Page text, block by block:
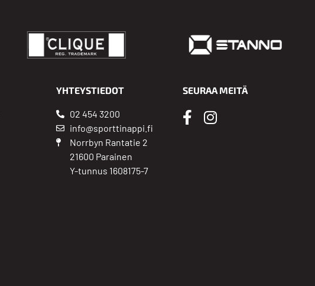
YHTEYSTIEDOT
02 454 3200
info@sporttinappi.fi
Norrbyn Rantatie 2
21600 Parainen
Y-tunnus 1608175-7
SEURAA MEITÄ